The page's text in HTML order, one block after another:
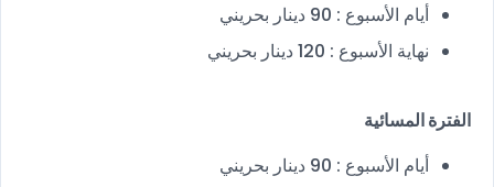
أيام الأسبوع : 90 دينار بحريني
نهاية الأسبوع : 120 دينار بحريني
الفترة المسائية
أيام الأسبوع : 90 دينار بحريني